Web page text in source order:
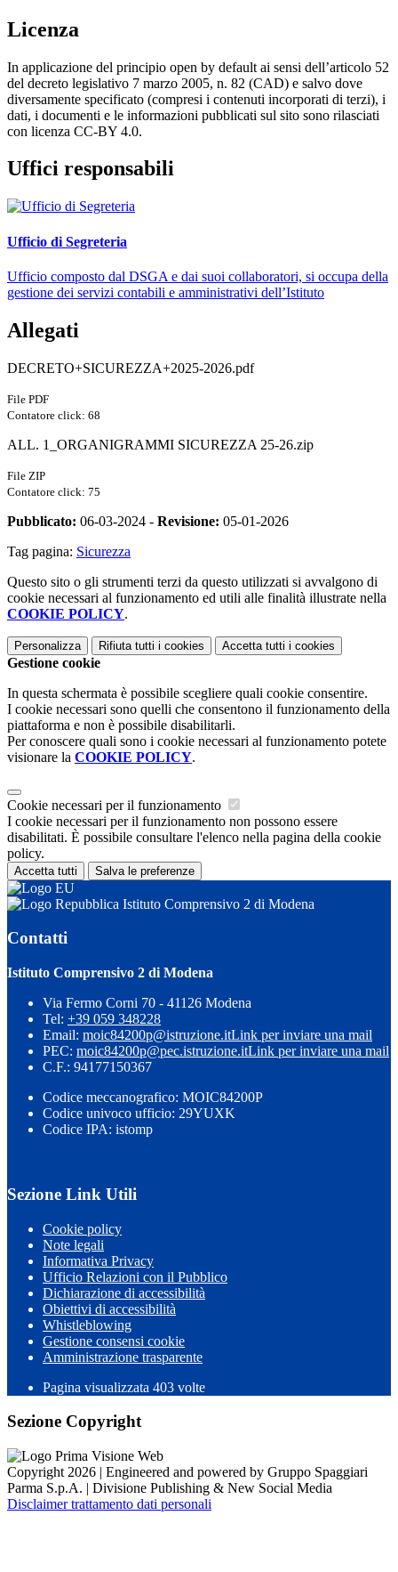
Licenza
In applicazione del principio open by default ai sensi dell’articolo 52
del decreto legislativo 7 marzo 2005, n. 82 (CAD) e salvo dove
diversamente specificato (compresi i contenuti incorporati di terzi), i
dati, i documenti e le informazioni pubblicati sul sito sono rilasciati
con licenza CC-BY 4.0.
Uffici responsabili
Ufficio di Segreteria
Ufficio composto dal DSGA e dai suoi collaboratori, si occupa della
gestione dei servizi contabili e amministrativi dell’Istituto
Allegati
DECRETO+SICUREZZA+2025-2026.pdf
File PDF
Contatore click: 68
ALL. 1_ORGANIGRAMMI SICUREZZA 25-26.zip
File ZIP
Contatore click: 75
Pubblicato: 06-03-2024 - Revisione: 05-01-2026
Tag pagina: Sicurezza
Questo sito o gli strumenti terzi da questo utilizzati si avvalgono di
cookie necessari al funzionamento ed utili alle finalità illustrate nella
COOKIE POLICY.
Personalizza Rifiuta tutti i cookies Accetta tutti i cookies
Gestione cookie
In questa schermata è possibile scegliere quali cookie consentire.
I cookie necessari sono quelli che consentono il funzionamento della
piattaforma e non è possibile disabilitarli.
Per conoscere quali sono i cookie necessari al funzionamento potete
visionare la COOKIE POLICY.
Cookie necessari per il funzionamento
I cookie necessari per il funzionamento non possono essere
disabilitati. È possibile consultare l'elenco nella pagina della cookie
policy.
Accetta tutti Salva le preferenze
Istituto Comprensivo 2 di Modena
Contatti
Istituto Comprensivo 2 di Modena
Via Fermo Corni 70 - 41126 Modena
Tel: +39 059 348228
Email: moic84200p@istruzione.itLink per inviare una mail
PEC: moic84200p@pec.istruzione.itLink per inviare una mail
C.F.: 94177150367
Codice meccanografico: MOIC84200P
Codice univoco ufficio: 29YUXK
Codice IPA: istomp
Sezione Link Utili
Cookie policy
Note legali
Informativa Privacy
Ufficio Relazioni con il Pubblico
Dichiarazione di accessibilità
Obiettivi di accessibilità
Whistleblowing
Gestione consensi cookie
Amministrazione trasparente
Pagina visualizzata 403 volte
Sezione Copyright
Copyright 2026 | Engineered and powered by Gruppo Spaggiari
Parma S.p.A. | Divisione Publishing & New Social Media
Disclaimer trattamento dati personali